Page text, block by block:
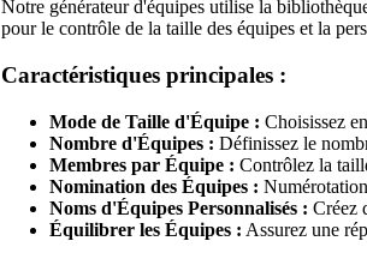
Notre générateur d'équipes utilise la
pour le contrôle de la taille des équipes et la
Caractéristiques principales :
Mode de Taille d'Équipe : Choisissez
Nombre d'Équipes : Définissez le
Membres par Équipe : Contrôlez la
Nomination des Équipes :
Noms d'Équipes Personnalisés : Créez
Équilibrer les Équipes : Assurez une